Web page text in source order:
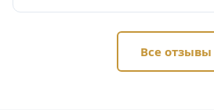
Все отзывы